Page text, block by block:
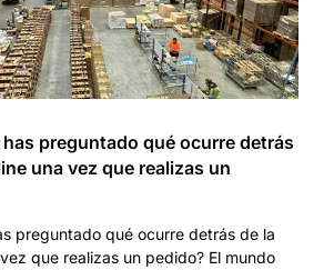
preguntado qué ocurre detrás
una vez que realizas un
preguntado qué ocurre detrás de la
que realizas un pedido? El mundo